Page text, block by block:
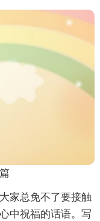
家总免不了要接触
中祝福的话语。写